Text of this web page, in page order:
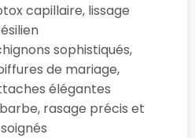
capillaire, lissage
sophistiqués,
de mariage,
élégantes
rasage précis et